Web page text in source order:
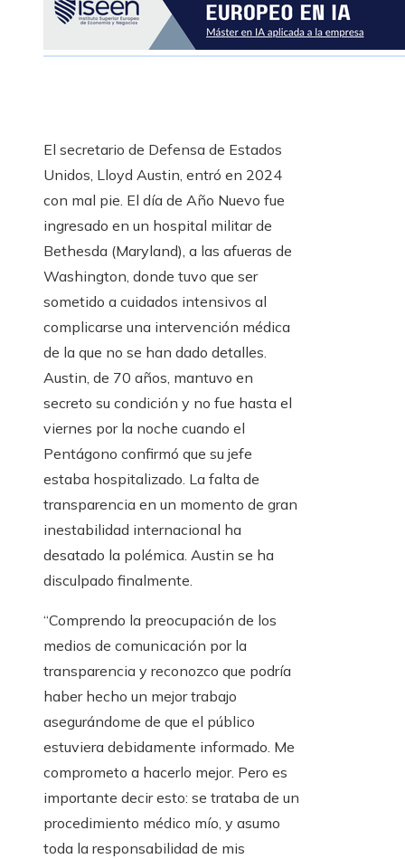
El secretario de Defensa de Estados
Unidos, Lloyd Austin, entró en 2024
con mal pie. El día de Año Nuevo fue
ingresado en un hospital militar de
Bethesda (Maryland), a las afueras de
Washington, donde tuvo que ser
sometido a cuidados intensivos al
complicarse una intervención médica
de la que no se han dado detalles.
Austin, de 70 años, mantuvo en
secreto su condición y no fue hasta el
viernes por la noche cuando el
Pentágono confirmó que su jefe
estaba hospitalizado. La falta de
transparencia en un momento de gran
inestabilidad internacional ha
desatado la polémica. Austin se ha
disculpado finalmente.
“Comprendo la preocupación de los
medios de comunicación por la
transparencia y reconozco que podría
haber hecho un mejor trabajo
asegurándome de que el público
estuviera debidamente informado. Me
comprometo a hacerlo mejor. Pero es
importante decir esto: se trataba de un
procedimiento médico mío, y asumo
toda la responsabilidad de mis